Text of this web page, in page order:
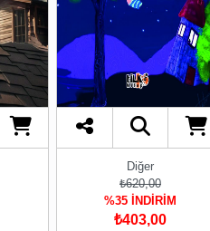
Diğer
₺620,00
%35 İNDİRİM
₺403,00